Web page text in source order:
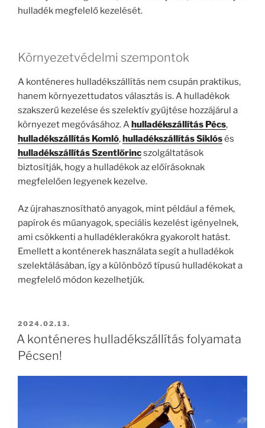
hulladék megfelelő kezelését.
Környezetvédelmi szempontok
A konténeres hulladékszállítás nem csupán praktikus,
hanem környezettudatos választás is. A hulladékok
szakszerű kezelése és szelektív gyűjtése hozzájárul a
környezet megóvásához. Ahulladékszállítás Pécs,
hulladékszállítás Komló,hulladékszállítás Siklósés
hulladékszállítás Szentlőrincszolgáltatások
biztosítják, hogy a hulladékok az előírásoknak
megfelelően legyenek kezelve.
Az újrahasznosítható anyagok, mint például a fémek,
papírok és műanyagok, speciális kezelést igényelnek,
ami csökkenti a hulladéklerakókra gyakorolt hatást.
Emellett a konténerek használata segít a hulladékok
szelektálásában, így a különböző típusú hulladékokat a
megfelelő módon kezelhetjük.
BEKÜLDVE:
2024.02.13.
A konténeres hulladékszállítás folyamata
Pécsen!